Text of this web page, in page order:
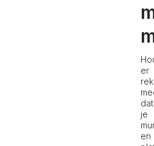
er
dat
je
en